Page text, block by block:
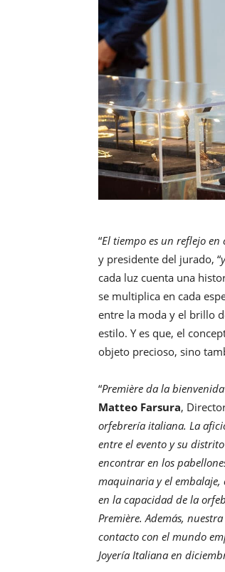
“El tiempo es un reflejo en
y presidente del jurado, “
cada luz cuenta una
se multiplica en cada
entre la moda y el brillo
estilo. Y es que, el
objeto precioso, sino
“Première da la
Matteo Farsura,
orfebrería italiana. La
entre el evento y su
encontrar en los
maquinaria y el embalaje,
en la capacidad de la
Première. Además,
contacto con el mundo
Joyería Italiana en